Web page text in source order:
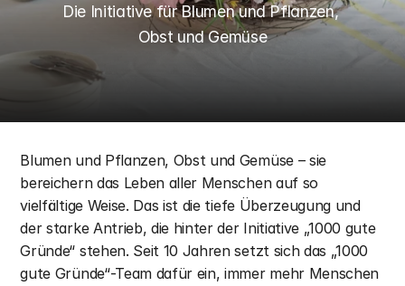
Die Initiative für Blumen und Pflanzen,
Obst und Gemüse
Blumen und Pflanzen, Obst und Gemüse – sie
bereichern das Leben aller Menschen auf so
vielfältige Weise. Das ist die tiefe Überzeugung und
der starke Antrieb, die hinter der Initiative „1000 gute
Gründe“ stehen. Seit 10 Jahren setzt sich das „1000
gute Gründe“-Team dafür ein, immer mehr Menschen